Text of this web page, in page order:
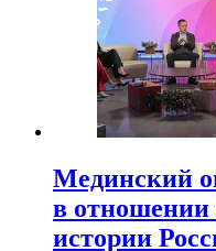
Мединский
в отношении
истории